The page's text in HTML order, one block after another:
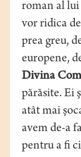
roman al lui
vor ridica
prea greu,
europene,
Divina
părăsite. Ei
atât mai
avem de-a
pentru a fi